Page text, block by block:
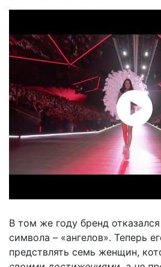
В том же году бренд отказался
символа – «ангелов». Теперь
предствлять семь женщин,